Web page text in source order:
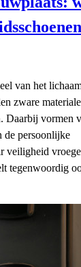
van het
zware
Daarbij vormen
de persoonlijke
veiligheid
tegenwoordig